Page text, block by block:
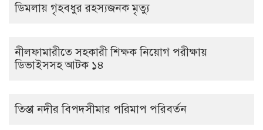
ডিমলায় গৃহবধুর রহস্যজনক মৃত্যু
নীলফামারীতে সহকারী শিক্ষক নিয়োগ পরীক্ষায়
ডিভাইসসহ আটক ১৪
তিস্তা নদীর বিপদসীমার পরিমাপ পরিবর্তন